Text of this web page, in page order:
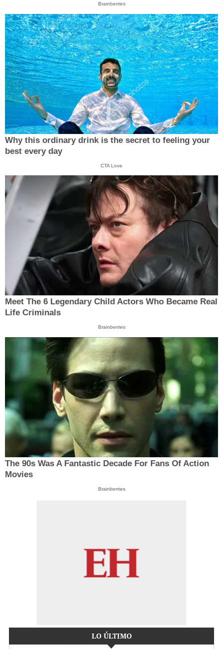
Brainberries
Why this ordinary drink is the secret to feeling your
best every day
CTA Love
Meet The 6 Legendary Child Actors Who Became Real
Life Criminals
Brainberries
The 90s Was A Fantastic Decade For Fans Of Action
Movies
Brainberries
LO ÚLTIMO